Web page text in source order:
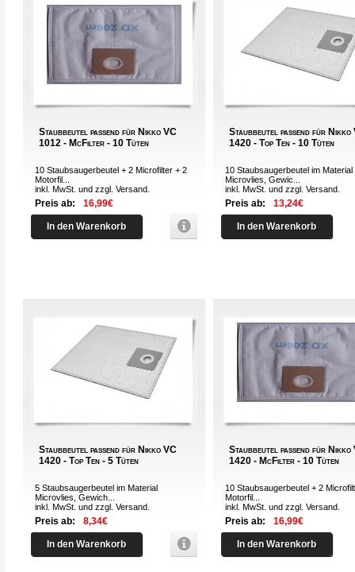
Staubbeutel passend für Nikko VC
1012 - McFilter - 10 Tüten
10 Staubsaugerbeutel + 2 Microfilter + 2
Motorfil...
inkl. MwSt. und zzgl.Versand
Preis ab: 16,99€
In den Warenkorb
Staubbeutel passend für Nikko
1420 - Top Ten - 10 Tüten
10 Staubsaugerbeutel im Material
Microvlies, Gewic...
inkl. MwSt. und zzgl.Versand
Preis ab: 13,24€
In den Warenkorb
Staubbeutel passend für Nikko VC
1420 - Top Ten - 5 Tüten
5 Staubsaugerbeutel im Material
Microvlies, Gewich...
inkl. MwSt. und zzgl.Versand
Preis ab: 8,34€
In den Warenkorb
Staubbeutel passend für Nikko
1420 - McFilter - 10 Tüten
10 Staubsaugerbeutel + 2
Motorfil...
inkl. MwSt. und zzgl.Versand
Preis ab: 16,99€
In den Warenkorb